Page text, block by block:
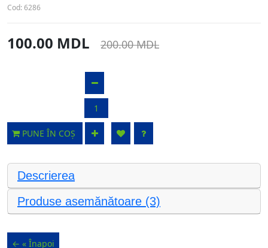
Cod:6286
100.00 MDL 200.00 MDL
PUNE ÎN COȘ
Descrierea
Produse asemănătoare (3)